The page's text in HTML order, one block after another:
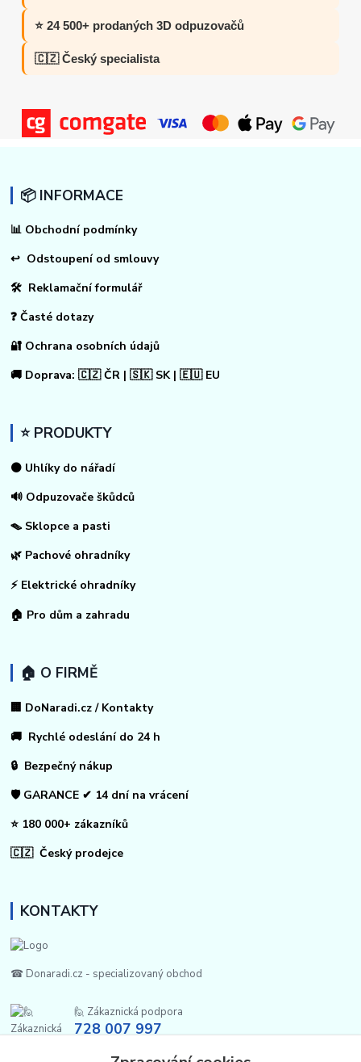
⭐ 24 500+ prodaných 3D odpuzovačů
🇨🇿 Český specialista
📦 INFORMACE
📊 Obchodní podmínky
↩ Odstoupení od smlouvy
🛠 Reklamační formulář
❓ Časté dotazy
🔐 Ochrana osobních údajů
🚚 Doprava: 🇨🇿 ČR | 🇸🇰 SK | 🇪🇺 EU
⭐ PRODUKTY
⚫ Uhlíky do nářadí
🔊 Odpuzovače škůdců
🪤 Sklopce a pasti
🌿 Pachové ohradníky
⚡ Elektrické ohradníky
🏠 Pro dům a zahradu
🏠 O FIRMĚ
🏢 DoNaradi.cz / Kontakty
🚚 Rychlé odeslání do 24 h
🔒 Bezpečný nákup
🛡️ GARANCE ✔ 14 dní na vrácení
⭐ 180 000+ zákazníků
🇨🇿 Český prodejce
KONTAKTY
☎ Donaradi.cz - specializovaný obchod
🙋 Zákaznická podpora
728 007 997